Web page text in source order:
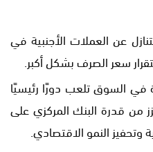
عن العملات الأجنبية في
سعر الصرف بشكل أكبر.
في السوق تلعب دورًا رئيسيًا
من قدرة البنك المركزي على
وتحفيز النمو الاقتصادي.